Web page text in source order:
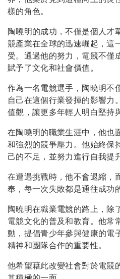
樣的角色。
陶曉明的成功，不僅是個人才
競產業在全球的迅速崛起，這
受。通過他的努力，電競不僅
賦予了文化和社會價值。
作為一名電競選手，陶曉明不
自己在這個行業發揮的影響力
值觀，讓更多年輕人明白堅持
在陶曉明的職業生涯中，他也
和強烈的競爭壓力。他始終保
己的不足，並努力進行自我提
在遭遇挑戰時，他不會退縮，
奉，每一次失敗都是通往成功
陶曉明在職業電競的路上，除
電競文化的普及和教育。他常
動，提倡青少年參與健康的電
精神和團隊合作的重要性。
他希望藉此改變社會對於電競